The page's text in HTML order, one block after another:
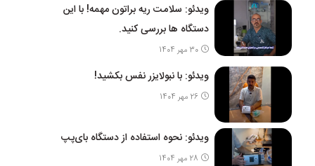
ویدئو: سلامت ریه براتون مهمه! با این
دستگاه ها بررسی کنید.
30 مهر 1404
ویدئو: با نبولایزر نفس بکشید!
26 مهر 1404
ویدئو: نحوه استفاده از دستگاه بای‌پپ
28 مهر 1404